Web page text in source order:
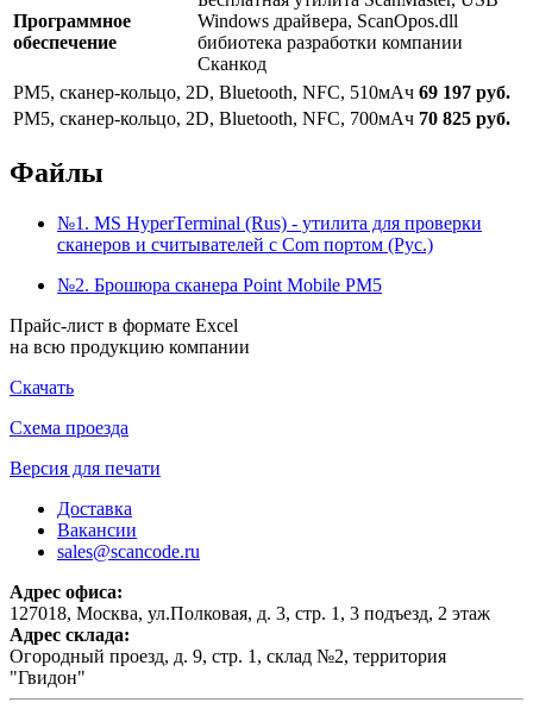
Программное
обеспечение
Windows драйвера, ScanOpos.dll
бибиотека разработки компании
Сканкод
PM5, сканер-кольцо, 2D, Bluetooth, NFC, 510мАч 69 197 руб.
PM5, сканер-кольцо, 2D, Bluetooth, NFC, 700мАч 70 825 руб.
Файлы
№1. MS HyperTerminal (Rus) - утилита для проверки
сканеров и считывателей с Com портом (Рус.)
№2. Брошюра сканера Point Mobile PM5
Прайс-лист в формате Excel
на всю продукцию компании
Скачать
Схема проезда
Версия для печати
Доставка
Вакансии
sales@scancode.ru
Адрес офиса:
127018, Москва, ул.Полковая, д. 3, стр. 1, 3 подъезд, 2 этаж
Адрес склада:
Огородный проезд, д. 9, стр. 1, склад №2, территория
"Гвидон"